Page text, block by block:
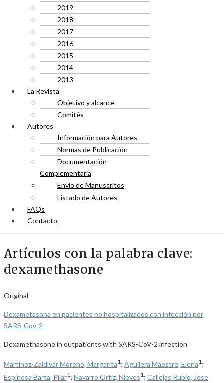
2019
2018
2017
2016
2015
2014
2013
La Revista
Objetivo y alcance
Comités
Autores
Información para Autores
Normas de Publicación
Documentación
Complementaria
Envío de Manuscritos
Listado de Autores
FAQs
Contacto
Artículos con la palabra clave:
dexamethasone
Original
Dexametasona en pacientes no hospitalizados con infección por
SARS-Cov-2
Dexamethasone in outpatients with SARS-CoV-2 infection
Martínez-Zaldívar Moreno, Margarita1 ; Aguilera Maestre, Elena1 ;
Espinosa Barta, Pilar1 ; Navarro Ortiz, Nieves1 ; Callejas Rubio, Jose